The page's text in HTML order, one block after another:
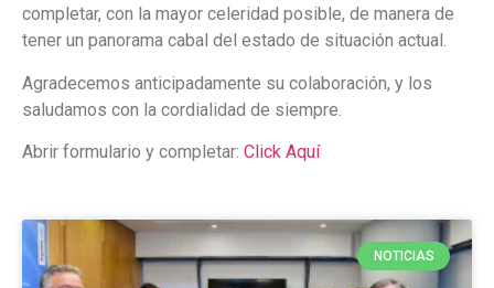
completar, con la mayor celeridad posible, de manera de
tener un panorama cabal del estado de situación actual.
Agradecemos anticipadamente su colaboración, y los
saludamos con la cordialidad de siempre.
Abrir formulario y completar: Click Aquí
NOTICIAS